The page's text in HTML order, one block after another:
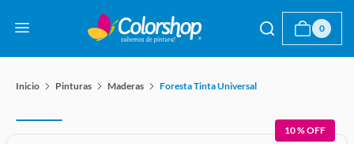
0
Pinturas Maderas Foresta Tinta Universal
10 %OFF